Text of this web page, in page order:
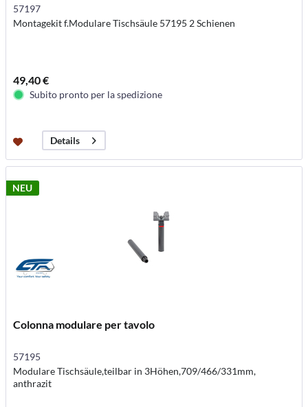
57197
Montagekit f.Modulare Tischsäule 57195 2 Schienen
49,40 €
Subito pronto per la spedizione
Details
NEU
Colonna modulare per tavolo
57195
Modulare Tischsäule,teilbar in 3Höhen,709/466/331mm,
anthrazit